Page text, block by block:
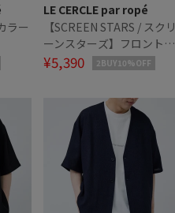
ラー
LE CERCLE par ropé
【SCREEN STARS / スクリ
ーンスターズ】フロントタ
イポグラフィTシャツ
¥5,390 2BUY10%OFF